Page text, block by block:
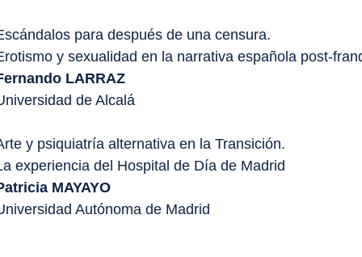
para después de una censura.
y sexualidad en la narrativa española post-
LARRAZ
de Alcalá
y psiquiatría alternativa en la Transición.
experiencia del Hospital de Día de Madrid
MAYAYO
Autónoma de Madrid